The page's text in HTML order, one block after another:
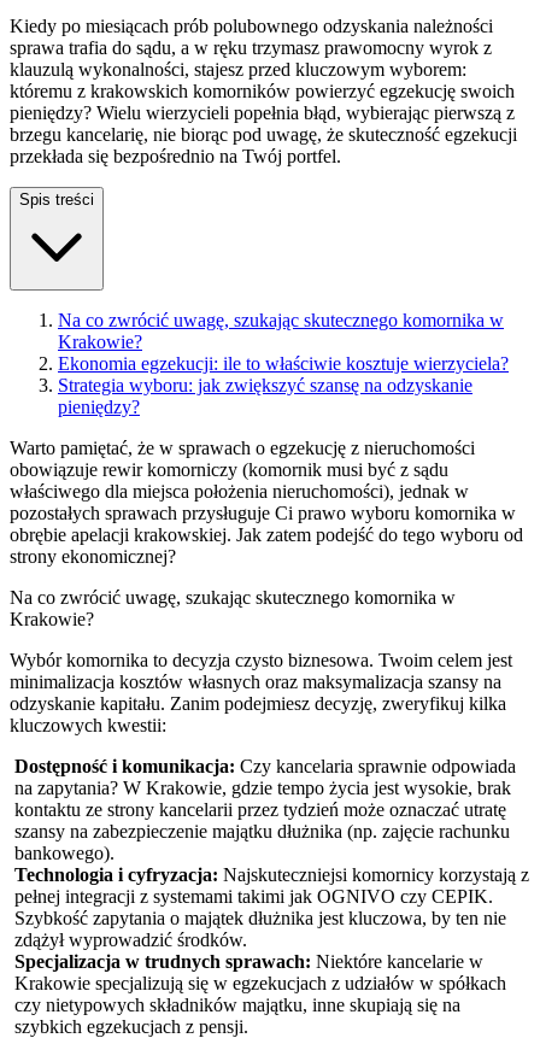
Kiedy po miesiącach prób polubownego odzyskania należności
sprawa trafia do sądu, a w ręku trzymasz prawomocny wyrok z
klauzulą wykonalności, stajesz przed kluczowym wyborem:
któremu z krakowskich komorników powierzyć egzekucję swoich
pieniędzy? Wielu wierzycieli popełnia błąd, wybierając pierwszą z
brzegu kancelarię, nie biorąc pod uwagę, że skuteczność egzekucji
przekłada się bezpośrednio na Twój portfel.
Spis treści
Na co zwrócić uwagę, szukając skutecznego komornika w
Krakowie?
Ekonomia egzekucji: ile to właściwie kosztuje wierzyciela?
Strategia wyboru: jak zwiększyć szansę na odzyskanie
pieniędzy?
Warto pamiętać, że w sprawach o egzekucję z nieruchomości
obowiązuje rewir komorniczy (komornik musi być z sądu
właściwego dla miejsca położenia nieruchomości), jednak w
pozostałych sprawach przysługuje Ci prawo wyboru komornika w
obrębie apelacji krakowskiej. Jak zatem podejść do tego wyboru od
strony ekonomicznej?
Na co zwrócić uwagę, szukając skutecznego komornika w
Krakowie?
Wybór komornika to decyzja czysto biznesowa. Twoim celem jest
minimalizacja kosztów własnych oraz maksymalizacja szansy na
odzyskanie kapitału. Zanim podejmiesz decyzję, zweryfikuj kilka
kluczowych kwestii:
Dostępność i komunikacja: Czy kancelaria sprawnie odpowiada
na zapytania? W Krakowie, gdzie tempo życia jest wysokie, brak
kontaktu ze strony kancelarii przez tydzień może oznaczać utratę
szansy na zabezpieczenie majątku dłużnika (np. zajęcie rachunku
bankowego).
Technologia i cyfryzacja: Najskuteczniejsi komornicy korzystają z
pełnej integracji z systemami takimi jak OGNIVO czy CEPIK.
Szybkość zapytania o majątek dłużnika jest kluczowa, by ten nie
zdążył wyprowadzić środków.
Specjalizacja w trudnych sprawach: Niektóre kancelarie w
Krakowie specjalizują się w egzekucjach z udziałów w spółkach
czy nietypowych składników majątku, inne skupiają się na
szybkich egzekucjach z pensji.